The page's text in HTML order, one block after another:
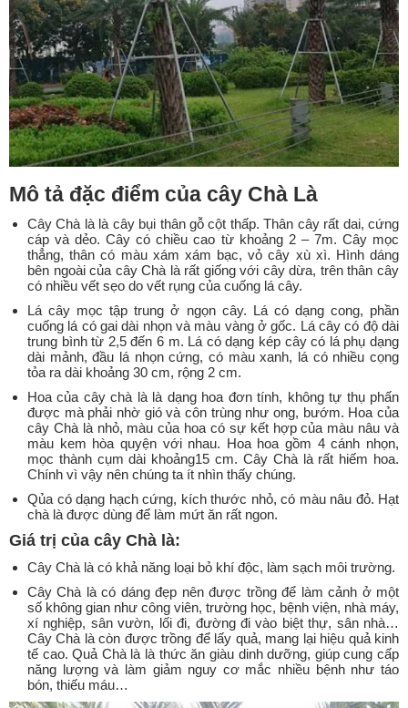
Mô tả đặc điểm của cây Chà Là
Cây Chà là là cây bụi thân gỗ cột thấp. Thân cây rất dai, cứng
cáp và dẻo. Cây có chiều cao từ khoảng 2 – 7m. Cây mọc
thẳng, thân có màu xám xám bạc, vỏ cây xù xì. Hình dáng
bên ngoài của cây Chà là rất giống với cây dừa, trên thân cây
có nhiều vết sẹo do vết rụng của cuống lá cây.
Lá cây mọc tập trung ở ngọn cây. Lá có dạng cong, phần
cuống lá có gai dài nhọn và màu vàng ở gốc. Lá cây có độ dài
trung bình từ 2,5 đến 6 m. Lá có dạng kép cây có lá phụ dạng
dài mảnh, đầu lá nhọn cứng, có màu xanh, lá có nhiều cọng
tỏa ra dài khoảng 30 cm, rộng 2 cm.
Hoa của cây chà là là dạng hoa đơn tính, không tự thụ phấn
được mà phải nhờ gió và côn trùng như ong, bướm. Hoa của
cây Chà là nhỏ, màu của hoa có sự kết hợp của màu nâu và
màu kem hòa quyện với nhau. Hoa hoa gồm 4 cánh nhọn,
mọc thành cụm dài khoảng15 cm. Cây Chà là rất hiếm hoa.
Chính vì vậy nên chúng ta ít nhìn thấy chúng.
Qủa có dạng hạch cứng, kích thước nhỏ, có màu nâu đỏ. Hạt
chà là được dùng để làm mứt ăn rất ngon.
Giá trị của cây Chà là:
Cây Chà là có khả năng loại bỏ khí độc, làm sạch môi trường.
Cây Chà là có dáng đẹp nên được trồng để làm cảnh ở một
số không gian như công viên, trường học, bệnh viện, nhà máy,
xí nghiệp, sân vườn, lối đi, đường đi vào biệt thự, sân nhà…
Cây Chà là còn được trồng để lấy quả, mang lại hiệu quả kinh
tế cao. Quả Chà là là thức ăn giàu dinh dưỡng, giúp cung cấp
năng lượng và làm giảm nguy cơ mắc nhiều bệnh như táo
bón, thiếu máu…